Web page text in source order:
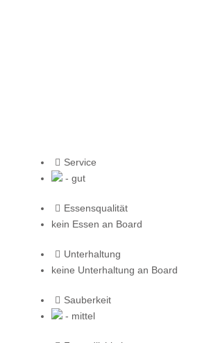
Service
- gut
Essensqualität
kein Essen an Board
Unterhaltung
keine Unterhaltung an Board
Sauberkeit
- mittel